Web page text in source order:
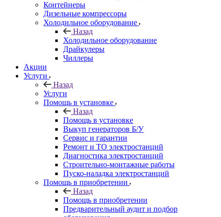
Контейнеры
Дизельные компрессоры
Холодильное оборудование
Назад
Холодильное оборудование
Драйкулеры
Чиллеры
Акции
Услуги
Назад
Услуги
Помощь в установке
Назад
Помощь в установке
Выкуп генераторов Б/У
Сервис и гарантии
Ремонт и ТО электростанций
Диагностика электростанций
Строительно-монтажные работы
Пуско-наладка электростанций
Помощь в приобретении
Назад
Помощь в приобретении
Предварительный аудит и подбор